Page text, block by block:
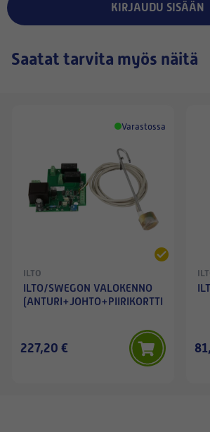
KIRJAUDU SISÄÄN
Saatat tarvita myös näitä
Varastossa
ILTO
ILTO/SWEGON VALOKENNO
(ANTURI+JOHTO+PIIRIKORTTI)
227,20 €